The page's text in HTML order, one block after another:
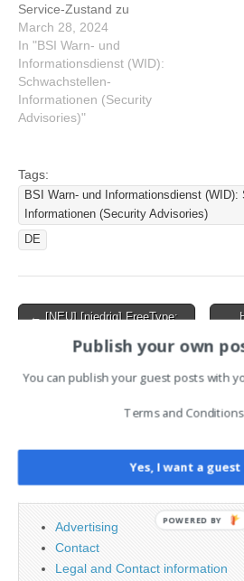
Service-Zustand zu
erzeugen. Dieser Artikel
wurde indexiert von BSI
Warn- und
Informationsdienst (WID):
Schwachstellen-
Informationen (Security
[mittel] Linux Kernel:
Mehrere Schwachstellen
ermöglichen Denial of
Service
March 28, 2024
In "BSI Warn- und
Informationsdienst (WID):
Schwachstellen-
Informationen (Security
Advisories)"
Tags:
BSI Warn- und Informationsdienst (WID):
Informationen (Security Advisories)
DE
Post
navigation
← [NEU] [niedrig] FreeType:
Denial of Service
PAGES
Advertising
Contact
Legal and Contact information
Publish your own
You can publish your guest posts with
Terms and
Yes, I want a guest
POWERED BY